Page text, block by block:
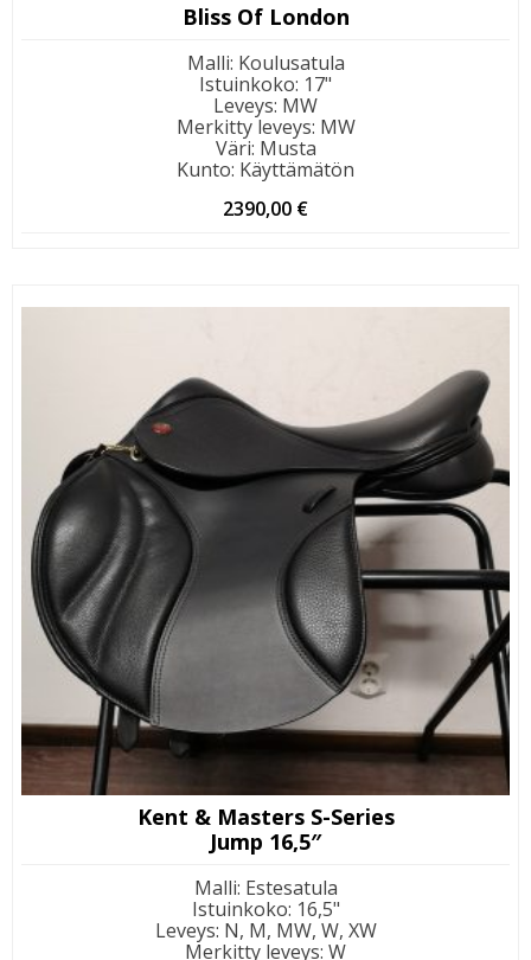
Bliss Of London
Malli: Koulusatula
Istuinkoko: 17"
Leveys: MW
Merkitty leveys: MW
Väri: Musta
Kunto: Käyttämätön
2390,00 €
Kent & Masters S-Series
Jump 16,5″
Malli: Estesatula
Istuinkoko: 16,5"
Leveys: N, M, MW, W, XW
Merkitty leveys: W